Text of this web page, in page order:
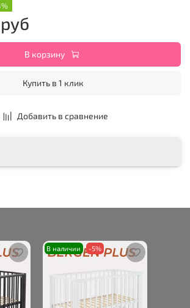
Добавить в сравнение
В корзину
Купить в 1 клик
В наличии -5%